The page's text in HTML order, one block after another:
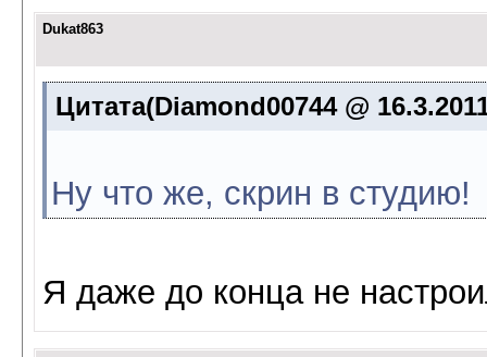
Dukat863
Цитата(Diamond00744 @
Ну что же, скрин в студию!
Я даже до конца не